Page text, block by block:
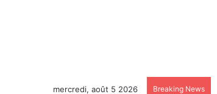
mercredi, août 5 2026 Breaking News